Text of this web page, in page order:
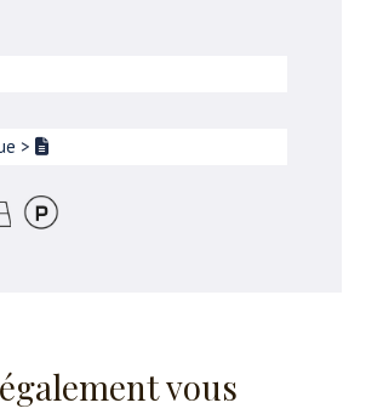
>
vous